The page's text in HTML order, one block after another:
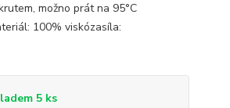
možno prát na 95°C
100% viskózasíla:
5 ks